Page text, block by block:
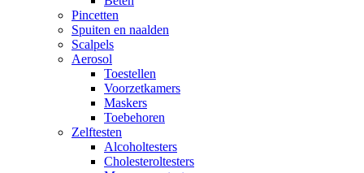
Pincetten
Spuiten en naalden
Scalpels
Aerosol
Toestellen
Voorzetkamers
Maskers
Toebehoren
Zelftesten
Alcoholtesters
Cholesteroltesters